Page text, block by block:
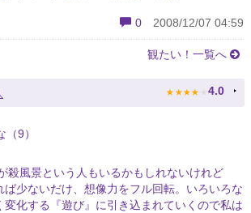
0 2008/12/07 04:59
観たい！一覧へ
★ ★ ★ ★ ★ 4.0
（9）
殺風景という人もいるかもしれないけれど
ば少ないだけ、想像力をフル回転。いろいろな
変化する『遊び』に引き込まれていくので私は